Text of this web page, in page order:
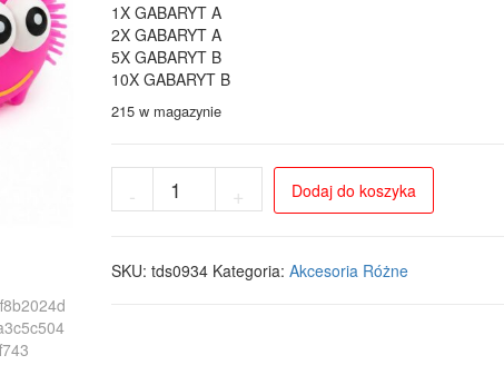
1X GABARYT A
2X GABARYT A
5X GABARYT B
10X GABARYT B
215 w magazynie
-
Gniotek
LED
+ Dodaj do koszyka
SKU: tds0934 Kategoria: Akcesoria Różne